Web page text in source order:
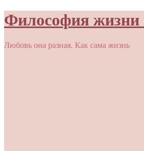
Философия жизни
Любовь она разная. Как сама жизнь